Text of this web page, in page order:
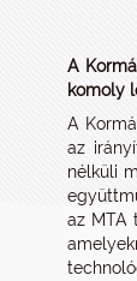
A
komoly
A
az
nélküli
az MTA